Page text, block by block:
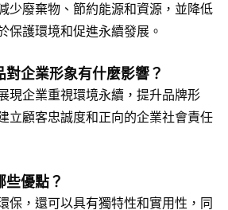
少廢棄物、節約能源和資源，並降低
保護環境和促進永續發展。
對企業形象有什麼影響？
現企業重視環境永續，提升品牌形
立顧客忠誠度和正向的企業社會責任
些優點？
保，還可以具有獨特性和實用性，同